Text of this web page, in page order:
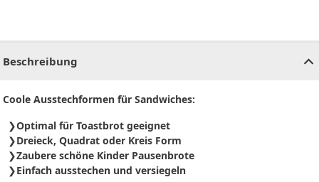
Beschreibung
Coole Ausstechformen für Sandwiches:
Optimal für Toastbrot geeignet
Dreieck, Quadrat oder Kreis Form
Zaubere schöne Kinder Pausenbrote
Einfach ausstechen und versiegeln